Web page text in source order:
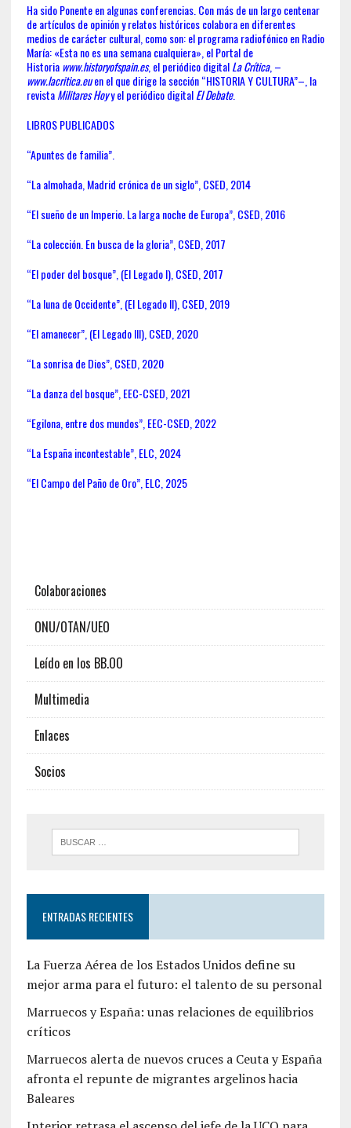
Ha sido Ponente en algunas conferencias. Con más de un largo centenar
de artículos de opinión y relatos históricos colabora en diferentes
medios de carácter cultural, como son: el programa radiofónico en Radio
María: «Esta no es una semana cualquiera», el Portal de
Historiawww.historyofspain.es, el periódico digitalLa Crítica, –
www.lacritica.euen el que dirige la sección “HISTORIA Y CULTURA”–, la
revistaMilitares Hoyy el periódico digitalEl Debate.
LIBROS PUBLICADOS
“Apuntes de familia”.
“La almohada, Madrid crónica de un siglo”, CSED, 2014
“El sueño de un Imperio. La larga noche de Europa”, CSED, 2016
“La colección. En busca de la gloria”, CSED, 2017
“El poder del bosque”, (El Legado I), CSED, 2017
“La luna de Occidente”, (El Legado II), CSED, 2019
“El amanecer”, (El Legado III), CSED, 2020
“La sonrisa de Dios”, CSED, 2020
“La danza del bosque”, EEC-CSED, 2021
“Egilona, entre dos mundos”, EEC-CSED, 2022
“La España incontestable”, ELC, 2024
“El Campo del Paño de Oro”, ELC, 2025
Colaboraciones
ONU/OTAN/UEO
Leído en los BB.OO
Multimedia
Enlaces
Socios
ENTRADAS RECIENTES
La Fuerza Aérea de los Estados Unidos define su
mejor arma para el futuro: el talento de su personal
Marruecos y España: unas relaciones de equilibrios
críticos
Marruecos alerta de nuevos cruces a Ceuta y España
afronta el repunte de migrantes argelinos hacia
Baleares